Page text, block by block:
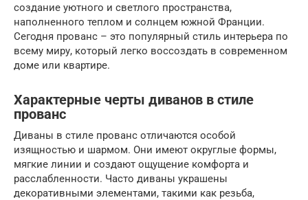
создание уютного и светлого пространства,
наполненного теплом и солнцем южной Франции.
Сегодня прованс – это популярный стиль интерьера по
всему миру, который легко воссоздать в современном
доме или квартире.
Характерные черты диванов в стиле
прованс
Диваны в стиле прованс отличаются особой
изящностью и шармом. Они имеют округлые формы,
мягкие линии и создают ощущение комфорта и
расслабленности. Часто диваны украшены
декоративными элементами, такими как резьба,